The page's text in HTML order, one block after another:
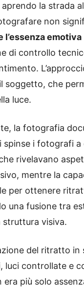
la strada
non
l’essenza emotiva
di controllo
soggetto, che
luce.
la fotografia
spinse i fotografi a
rivelavano
mentre la
per ottenere
una fusione tra
struttura visiva.
del ritratto in
luci controllate e
era più solo